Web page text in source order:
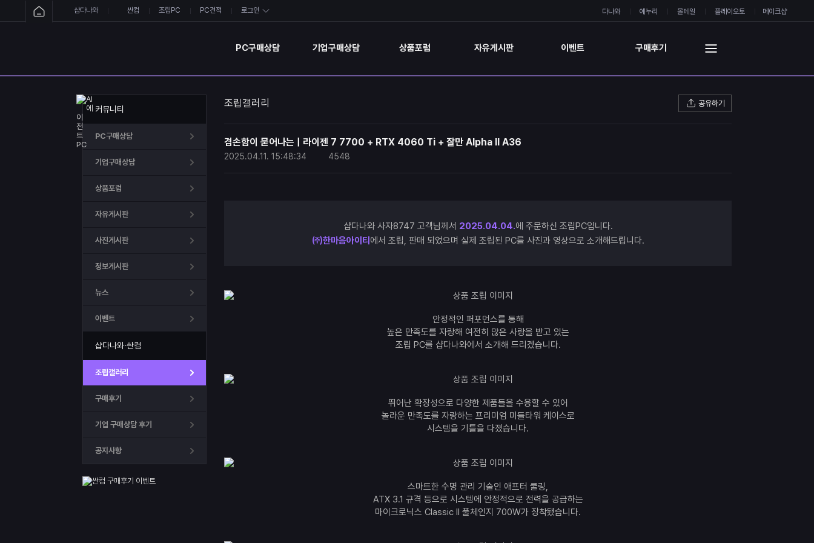
샵다나와 싼컴 조립PC PC견적 로그인 다나와 에누리 몰테일 플레이오토 메이크샵
PC구매상담 기업구매상담 상품포럼 자유게시판 이벤트 구매후기
커뮤니티
PC구매상담
기업구매상담
상품포럼
자유게시판
사진게시판
정보게시판
뉴스
이벤트
샵다나와·싼컴
조립갤러리
구매후기
기업 구매상담 후기
공지사항
조립갤러리 공유하기
겸손함이 묻어나는 | 라이젠 7 7700 + RTX 4060 Ti + 잘만 Alpha II A36
2025.04.11. 15:48:34 4548
샵다나와 사자8747 고객님께서 2025.04.04.에 주문하신 조립PC입니다.
㈜한마음아이티 에서 조립, 판매 되었으며 실제 조립된 PC를 사진과 영상으로 소개해드립니다.
안정적인 퍼포먼스를 통해
높은 만족도를 자랑해 여전히 많은 사랑을 받고 있는
조립 PC를 샵다나와에서 소개해 드리겠습니다.
뛰어난 확장성으로 다양한 제품들을 수용할 수 있어
놀라운 만족도를 자랑하는 프리미엄 미들타워 케이스로
시스템을 기틀을 다졌습니다.
스마트한 수명 관리 기술인 애프터 쿨링,
ATX 3.1 규격 등으로 시스템에 안정적으로 전력을 공급하는
마이크로닉스 Classic II 풀체인지 700W가 장착됐습니다.